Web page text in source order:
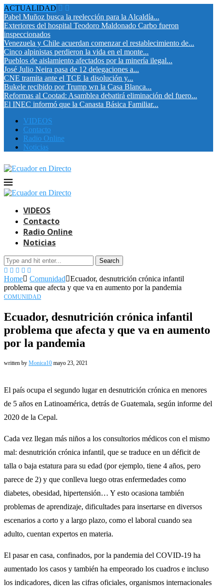
ACTUALIDAD
Pabel Muñoz busca la reelección para la Alcaldía...
Exteriores del hospital Teodoro Maldonado Carbo fueron
inspeccionados
Venezuela y Chile acuerdan comenzar el restablecimiento de...
Cinco alpinistas perdieron la vida en el monte...
Pueblos de aislamiento afectados por la minería ilegal...
José Julio Neira pasa de 12 delegaciones a...
CNE tramita ante el TCE la disolución y...
Bukele recibido por Trump wn la Casa Blanca...
Reformas al Cootad: Asamblea debatirá eliminación del fuero...
El INEC informó que la Canasta Básica Familiar...
VIDEOS
Contacto
Radio Online
Noticias
VIDEOS
Contacto
Radio Online
Noticias
Search
Home Comunidad
Ecuador, desnutrición crónica infantil
problema que afecta y que va en aumento por la pandemia
COMUNIDAD
Ecuador, desnutrición crónica infantil
problema que afecta y que va en aumento
por la pandemia
written by Monica10 mayo 23, 2021
El país ocupa el segundo lugar en desnutrición crónica en menores
de 5 años en Latinoamérica, detrás de Guatemala, según informe del
2020 de la Cepal.
Cada vez llegan más niños a los consultorios médicos con el mismo
mal: desnutrición crónica infantil, que se traduce en un déficit de
talla o baja estatura para su edad (por ejemplo, tiene 4 años, pero
parece de 2) y que conlleva luego otras enfermedades como
diabetes, obesidad, hipertensión… Y esto ocasiona también
problemas de aprendizaje, dificultades para insertarse en diversos
escenarios a corto y a largo plazo, como el laboral cuando sea
adulto, cuentan expertos en materia.
El pasar en casa, confinados, por la pandemia del COVID-19 ha
aumentado los casos y también ha empeorado los cuadros e incluso
los indicadores, dicen las cifras oficiales, organismos internacionales